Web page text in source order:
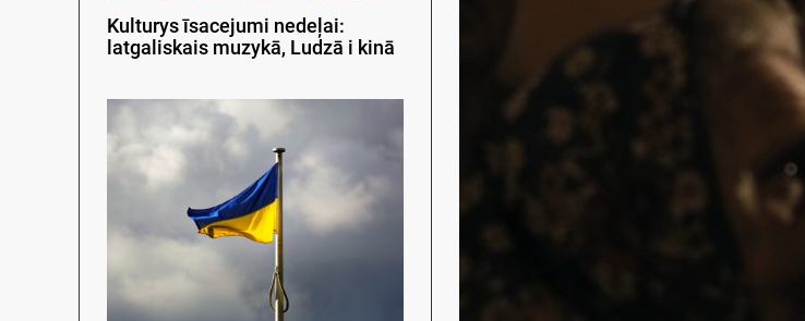
Kulturys īsacejumi nedeļai:
latgaliskais muzykā, Ludzā i kinā